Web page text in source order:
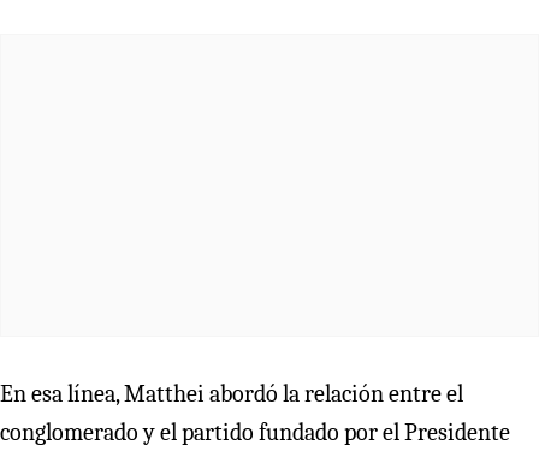
En esa línea, Matthei abordó la relación entre el
conglomerado y el partido fundado por el Presidente